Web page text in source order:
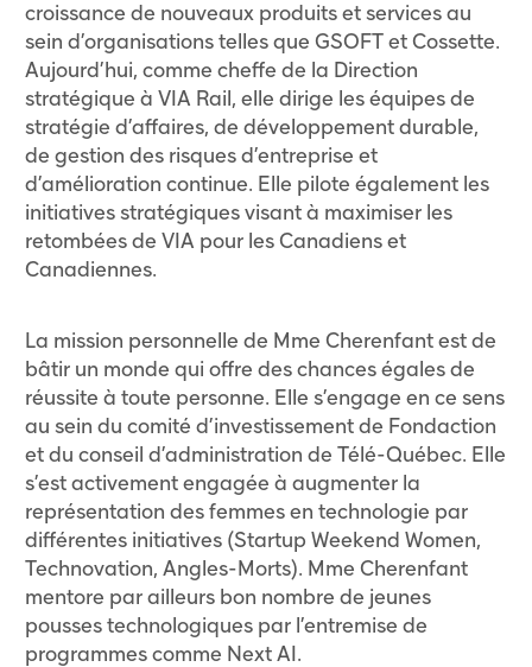
croissance de nouveaux produits et services au
sein d’organisations telles que GSOFT et Cossette.
Aujourd’hui, comme cheffe de la Direction
stratégique à VIA Rail, elle dirige les équipes de
stratégie d’affaires, de développement durable,
de gestion des risques d’entreprise et
d’amélioration continue. Elle pilote également les
initiatives stratégiques visant à maximiser les
retombées de VIA pour les Canadiens et
Canadiennes.
La mission personnelle de Mme Cherenfant est de
bâtir un monde qui offre des chances égales de
réussite à toute personne. Elle s’engage en ce sens
au sein du comité d’investissement de Fondaction
et du conseil d’administration de Télé-Québec. Elle
s’est activement engagée à augmenter la
représentation des femmes en technologie par
différentes initiatives (Startup Weekend Women,
Technovation, Angles-Morts). Mme Cherenfant
mentore par ailleurs bon nombre de jeunes
pousses technologiques par l’entremise de
programmes comme Next AI.